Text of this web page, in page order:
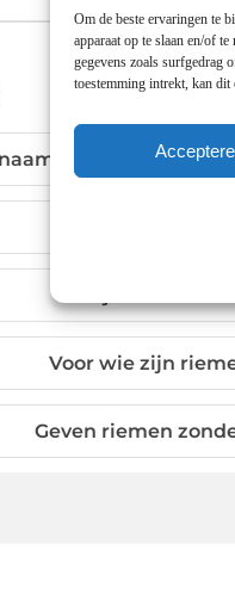
Om de beste ervaringen te
apparaat op te slaan en/of
gegevens zoals surfgedrag
toestemming intrekt, kan dit
verschil
Hoe stel ik
Voor wie zijn
Geven riemen